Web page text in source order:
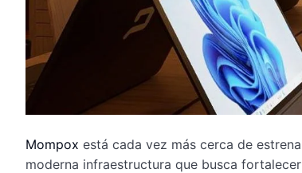
Mompox está cada vez más cerca de
moderna infraestructura que busca